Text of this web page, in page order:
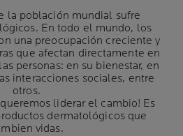
la población mundial sufre
En todo el mundo, los
una preocupación creciente y
que afectan directamente en
personas: en su bienestar, en
interacciones sociales, entre
otros.
queremos liderar el cambio! Es
dermatológicos que
vidas.